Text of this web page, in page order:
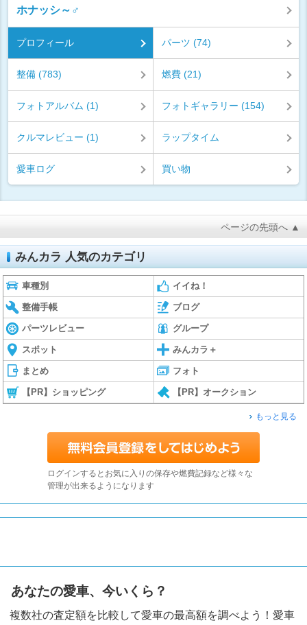
ホナッシ～♂
プロフィール パーツ (74)
整備 (783) 燃費 (21)
フォトアルバム (1) フォトギャラリー (154)
クルマレビュー (1) ラップタイム
愛車ログ 買い物
ページの先頭へ ▲
みんカラ 人気のカテゴリ
車種別 イイね！
整備手帳 ブログ
パーツレビュー グループ
スポット みんカラ＋
まとめ フォト
【PR】ショッピング 【PR】オークション
もっと見る
ログインするとお気に入りの保存や燃費記録など様々な
管理が出来るようになります
あなたの愛車、今いくら？
複数社の査定額を比較して愛車の最高額を調べよう！愛車